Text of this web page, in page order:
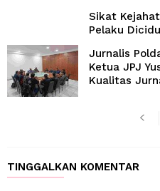
Sikat
Pelaku
Jurnalis
Ketua JPJ
Kualitas
TINGGALKAN KOMENTAR